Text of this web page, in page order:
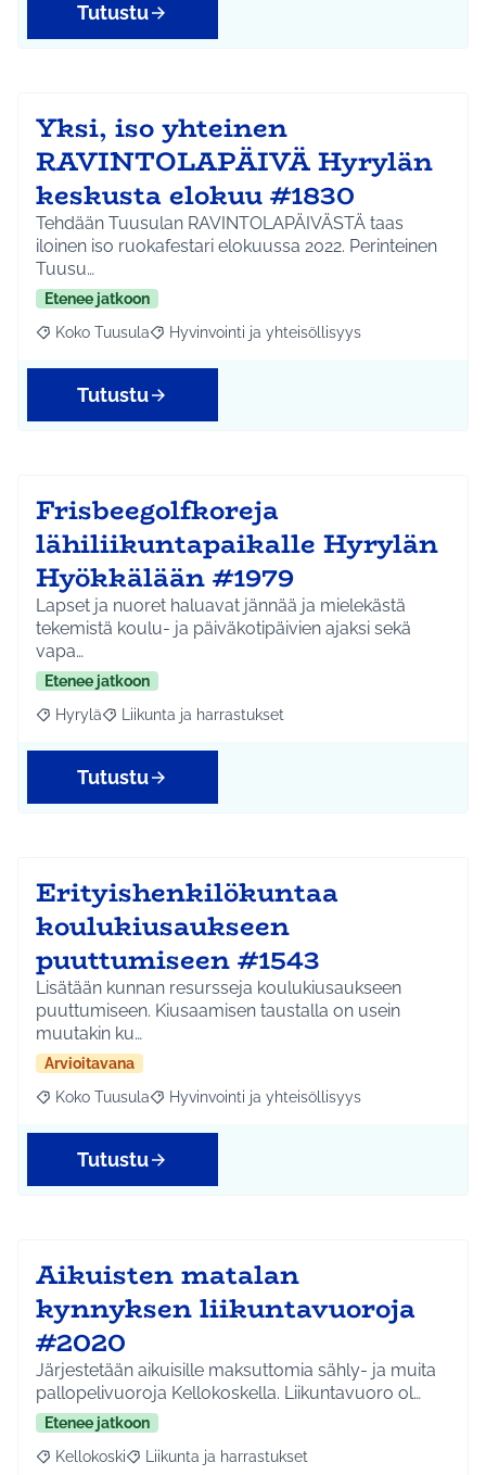
Tutustu
Yksi, iso yhteinen
RAVINTOLAPÄIVÄ Hyrylän
keskusta elokuu #1830
Tehdään Tuusulan RAVINTOLAPÄIVÄSTÄ taas
iloinen iso ruokafestari elokuussa 2022. Perinteinen
Tuusu…
Etenee jatkoon
Rajaa tulokset aihepiirin mukaan: Koko Tuusula
Koko Tuusula Rajaa tulokset teeman mukaan: Hyvinvointi ja
Hyvinvointi ja yhteisöllisyys
Tutustu
Frisbeegolfkoreja
lähiliikuntapaikalle Hyrylän
Hyökkälään #1979
Lapset ja nuoret haluavat jännää ja mielekästä
tekemistä koulu- ja päiväkotipäivien ajaksi sekä
vapa…
Etenee jatkoon
Rajaa tulokset aihepiirin mukaan: Hyrylä
Hyrylä Rajaa tulokset teeman mukaan: Liikunta ja
Liikunta ja harrastukset
Tutustu
Erityishenkilökuntaa
koulukiusaukseen
puuttumiseen #1543
Lisätään kunnan resursseja koulukiusaukseen
puuttumiseen. Kiusaamisen taustalla on usein
muutakin ku…
Arvioitavana
Rajaa tulokset aihepiirin mukaan: Koko Tuusula
Koko Tuusula Rajaa tulokset teeman mukaan: Hyvinvointi ja
Hyvinvointi ja yhteisöllisyys
Tutustu
Aikuisten matalan
kynnyksen liikuntavuoroja
#2020
Järjestetään aikuisille maksuttomia sähly- ja muita
pallopelivuoroja Kellokoskella. Liikuntavuoro ol…
Etenee jatkoon
Rajaa tulokset aihepiirin mukaan: Kellokoski
Kellokoski Rajaa tulokset teeman mukaan: Liikunta ja
Liikunta ja harrastukset